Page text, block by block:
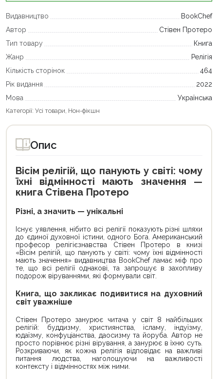
Видавництво
BookChef
Автор
Стівен Протеро
Тип товару
Книга
Жанр
Релігія
Кількість сторінок
464
Рік видання
2022
Мова
Українська
Категорії: Усі товари Нон-фікшн
Опис
Вісім релігій, що панують у світі: чому
їхні відмінності мають значення —
книга Стівена Протеро
Різні, а значить — унікальні
Існує уявлення, нібито всі релігії показують різні шляхи
до єдиної духовної істини, одного Бога. Американський
професор релігієзнавства Стівен Протеро в книзі
«Вісім релігій, що панують у світі: чому їхні відмінності
мають значення» видавництва BookChef ламає міф про
те, що всі релігії однакові, та запрошує в захопливу
подорож віруваннями, які формували світ.
Книга, що закликає подивитися на духовний
світ уважніше
Стівен Протеро занурює читача у світ 8 найбільших
релігій: буддизму, християнства, ісламу, індуїзму,
юдаїзму, конфуціанства, даосизму та йоруба. Автор не
просто порівнює різні вірування, а занурює в їхню суть.
Розкриваючи, як кожна релігія відповідає на важливі
питання людства, наголошуючи на важливості
контексту і відмінностях між ними.